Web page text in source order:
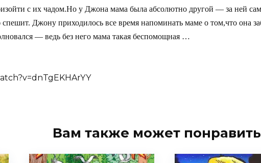
с их чадом.Но у Джона мама была абсолютно другой — за ней
спешит. Джону приходилось все время напоминать маме о том,что она
— ведь без него мама такая беспомощная …
Вам также может